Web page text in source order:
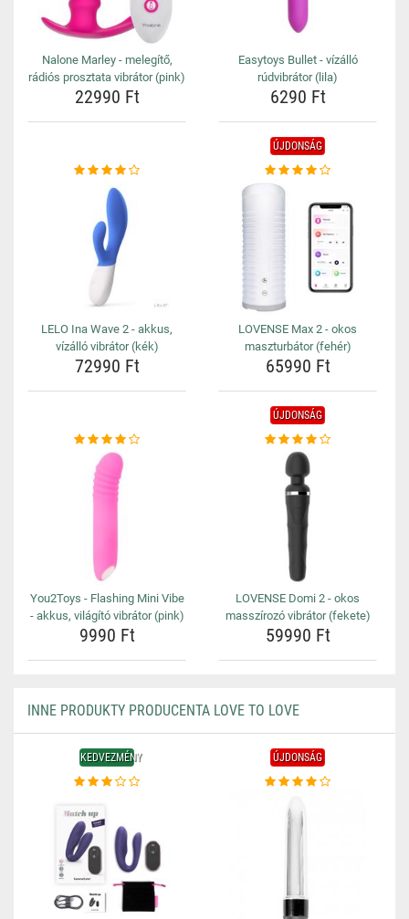
Nalone Marley - melegítő,
rádiós prosztata vibrátor (pink)
22990 Ft
Easytoys Bullet - vízálló
rúdvibrátor (lila)
6290 Ft
LELO Ina Wave 2 - akkus,
vízálló vibrátor (kék)
72990 Ft
ÚJDONSÁG
LOVENSE Max 2 - okos
maszturbátor (fehér)
65990 Ft
You2Toys - Flashing Mini Vibe
- akkus, világító vibrátor (pink)
9990 Ft
ÚJDONSÁG
LOVENSE Domi 2 - okos
masszírozó vibrátor (fekete)
59990 Ft
INNE PRODUKTY PRODUCENTA LOVE TO LOVE
KEDVEZMÉNY ÚJDONSÁG